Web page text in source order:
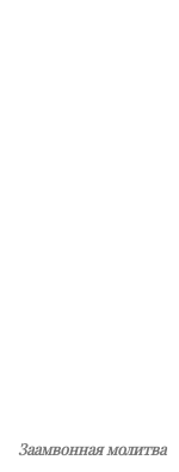
Заамвонная молитва